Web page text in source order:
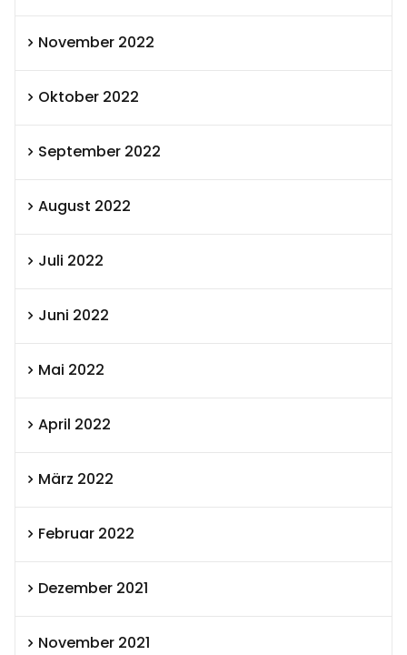
November 2022
Oktober 2022
September 2022
August 2022
Juli 2022
Juni 2022
Mai 2022
April 2022
März 2022
Februar 2022
Dezember 2021
November 2021